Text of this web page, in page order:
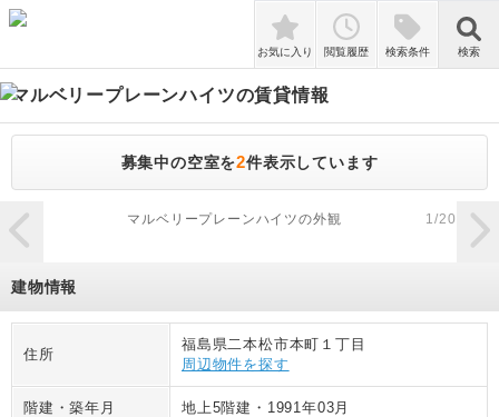
検索
お気に入り 閲覧履歴 検索条件 検索
マルベリープレーンハイツの賃貸情報
募集中の空室を2件表示しています
zoom_in
マルベリープレーンハイツの外観 1/20
建物情報
住所
福島県二本松市本町１丁目
周辺物件を探す
階建・築年月 地上5階建 ・ 1991年03月